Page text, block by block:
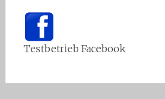
Testbetrieb Facebook